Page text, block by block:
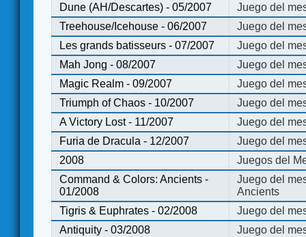
Dune (AH/Descartes) - 05/2007
Juego del
Treehouse/Icehouse - 06/2007
Juego del
Les grands batisseurs - 07/2007
Juego del
Mah Jong - 08/2007
Juego del
Magic Realm - 09/2007
Juego del
Triumph of Chaos - 10/2007
Juego del
A Victory Lost - 11/2007
Juego del
Furia de Dracula - 12/2007
Juego del
2008
Juegos del
Command & Colors: Ancients -
01/2008
Juego del
Ancients
Tigris & Euphrates - 02/2008
Juego del
Antiquity - 03/2008
Juego del